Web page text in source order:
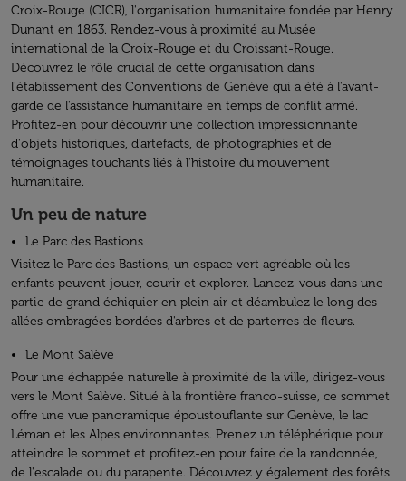
Croix-Rouge (CICR), l'organisation humanitaire fondée par Henry
Dunant en 1863. Rendez-vous à proximité au Musée
international de la Croix-Rouge et du Croissant-Rouge.
Découvrez le rôle crucial de cette organisation dans
l'établissement des Conventions de Genève qui a été à l'avant-
garde de l'assistance humanitaire en temps de conflit armé.
Profitez-en pour découvrir une collection impressionnante
d'objets historiques, d'artefacts, de photographies et de
témoignages touchants liés à l'histoire du mouvement
humanitaire.
Un peu de nature
Le Parc des Bastions
Visitez le Parc des Bastions, un espace vert agréable où les
enfants peuvent jouer, courir et explorer. Lancez-vous dans une
partie de grand échiquier en plein air et déambulez le long des
allées ombragées bordées d'arbres et de parterres de fleurs.
Le Mont Salève
Pour une échappée naturelle à proximité de la ville, dirigez-vous
vers le Mont Salève. Situé à la frontière franco-suisse, ce sommet
offre une vue panoramique époustouflante sur Genève, le lac
Léman et les Alpes environnantes. Prenez un téléphérique pour
atteindre le sommet et profitez-en pour faire de la randonnée,
de l'escalade ou du parapente. Découvrez y également des forêts